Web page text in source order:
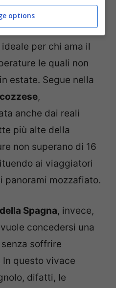
il complesso
nelle Azzorre.
per chi ama il
le quali non
estate. Segue nella
,
anche dai reali
più alte della
non superano di 16
ai viaggiatori
panorami mozzafiato.
Spagna, invece,
concedersi una
soffrire
questo vivace
difatti, le
options